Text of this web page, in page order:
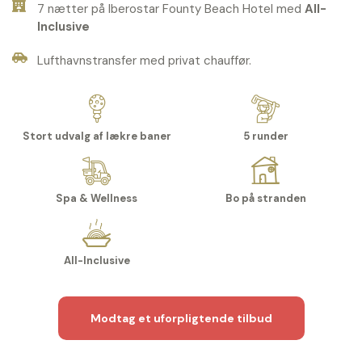
7 nætter på Iberostar Founty Beach Hotel med All-
Inclusive
Lufthavnstransfer med privat chauffør.
Stort udvalg af lækre baner 5 runder
Spa & Wellness Bo på stranden
All-Inclusive
Modtag et uforpligtende tilbud